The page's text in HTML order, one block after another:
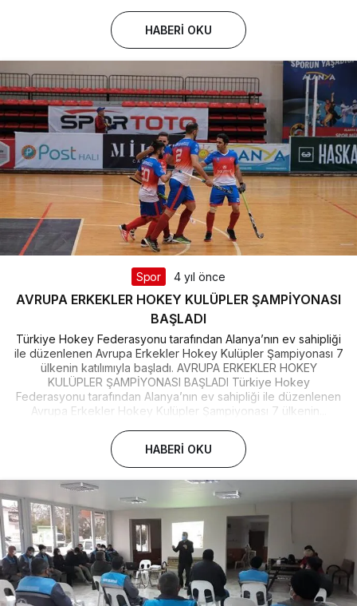
HABERI OKU
Spor 4 yıl önce
AVRUPA ERKEKLER HOKEY KULÜPLER ŞAMPİYONASI
BAŞLADI
Türkiye Hokey Federasyonu tarafından Alanya’nın ev sahipliği
ile düzenlenen Avrupa Erkekler Hokey Kulüpler Şampiyonası 7
ülkenin katılımıyla başladı. AVRUPA ERKEKLER HOKEY
KULÜPLER ŞAMPİYONASI BAŞLADI Türkiye Hokey
Federasyonu tarafından Alanya’nın ev sahipliği ile düzenlenen
Avrupa Erkekler Hokey Kulüpler Şampiyonası 7 ülkenin...
HABERI OKU